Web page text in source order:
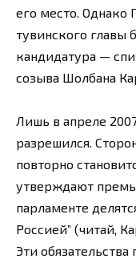
его место. Однако
тувинского главы
кандидатура —
созыва Шолбана
Лишь в апреле
разрешился.
повторно
утверждают
парламенте
Россией” (читай,
Эти